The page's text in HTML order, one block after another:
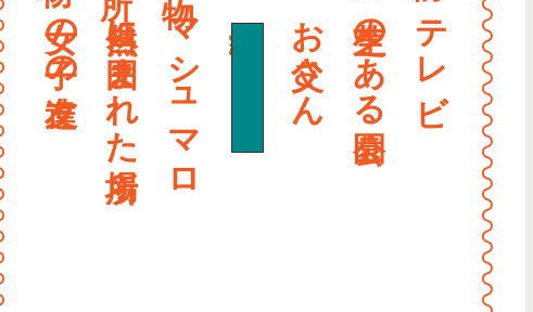
テレビ
芝生のある公園
お父さん
マシュマロ
自然に囲まれた場所
女の子の友達
〰
〰
〰
〰
〰
〰
〰